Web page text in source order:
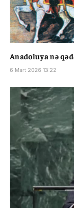
Anadoluya nə
6 Mart 2026 13:22